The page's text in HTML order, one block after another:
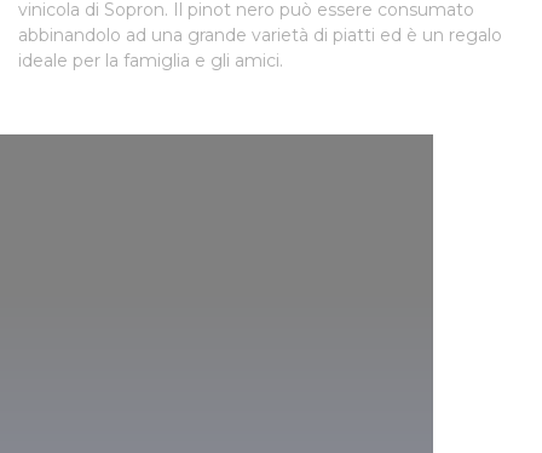
vinicola di Sopron. Il pinot nero può essere consumato
abbinandolo ad una grande varietà di piatti ed è un regalo
ideale per la famiglia e gli amici.